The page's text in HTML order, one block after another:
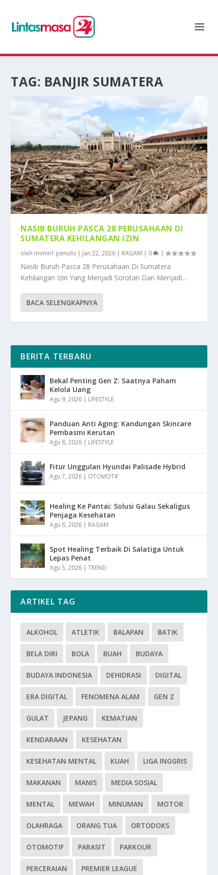
TAG: BANJIR SUMATERA
NASIB BURUH PASCA 28 PERUSAHAAN DI
SUMATERA KEHILANGAN IZIN
oleh mimin1 penulis | Jan 22, 2026 | RAGAM | 0 |
Nasib Buruh Pasca 28 Perusahaan Di Sumatera
Kehilangan Izin Yang Menjadi Sorotan Dan Menjadi...
BACA SELENGKAPNYA
BERITA TERBARU
Bekal Penting Gen Z: Saatnya Paham
Kelola Uang
Agu 9, 2026 | LIFESTYLE
Panduan Anti Aging: Kandungan Skincare
Pembasmi Kerutan
Agu 8, 2026 | LIFESTYLE
Fitur Unggulan Hyundai Palisade Hybrid
Agu 7, 2026 | OTOMOTIF
Healing Ke Pantai: Solusi Galau Sekaligus
Penjaga Kesehatan
Agu 6, 2026 | RAGAM
Spot Healing Terbaik Di Salatiga Untuk
Lepas Penat
Agu 5, 2026 |TREND
ARTIKEL TAG
ALKOHOL ATLETIK BALAPAN BATIK
BELA DIRI BOLA BUAH BUDAYA
BUDAYA INDONESIA DEHIDRASI DIGITAL
ERA DIGITAL FENOMENA ALAM GEN Z
GULAT JEPANG KEMATIAN
KENDARAAN KESEHATAN
KESEHATAN MENTAL KUAH LIGA INGGRIS
MAKANAN MANIS MEDIA SOSIAL
MENTAL MEWAH MINUMAN MOTOR
OLAHRAGA ORANG TUA ORTODOKS
OTOMOTIF PARASIT PARKOUR
PERCERAIAN PREMIER LEAGUE